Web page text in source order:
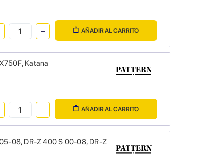
AÑADIR AL CARRITO
Katana
AÑADIR AL CARRITO
08, DR-Z 400 S 00-08, DR-Z